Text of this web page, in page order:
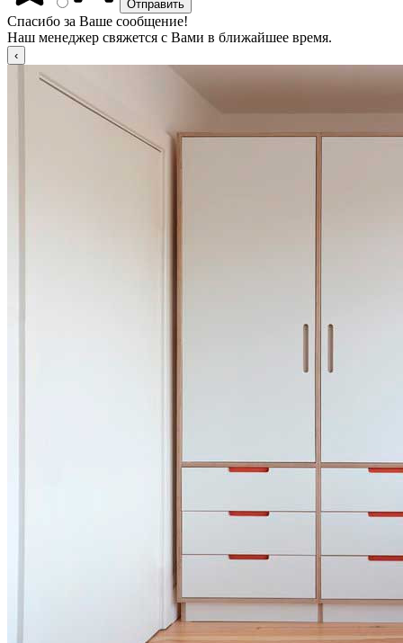
Спасибо за Ваше сообщение!
Наш менеджер свяжется с Вами в ближайшее время.